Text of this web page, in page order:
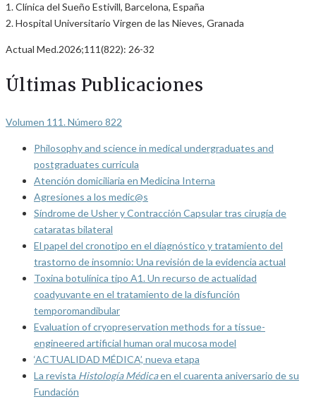
1. Clínica del Sueño Estivill, Barcelona, España
2. Hospital Universitario Virgen de las Nieves, Granada
Actual Med.2026;111(822): 26-32
Últimas Publicaciones
Volumen 111. Número 822
Philosophy and science in medical undergraduates and
postgraduates curricula
Atención domiciliaria en Medicina Interna
Agresiones a los medic@s
Síndrome de Usher y Contracción Capsular tras cirugía de
cataratas bilateral
El papel del cronotipo en el diagnóstico y tratamiento del
trastorno de insomnio: Una revisión de la evidencia actual
Toxina botulínica tipo A1. Un recurso de actualidad
coadyuvante en el tratamiento de la disfunción
temporomandibular
Evaluation of cryopreservation methods for a tissue-
engineered artificial human oral mucosa model
‘ACTUALIDAD MÉDICA’, nueva etapa
La revista Histología Médicaen el cuarenta aniversario de su
Fundación